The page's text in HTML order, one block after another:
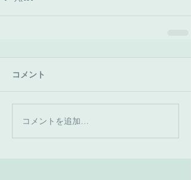
コメント
コメントを追加…